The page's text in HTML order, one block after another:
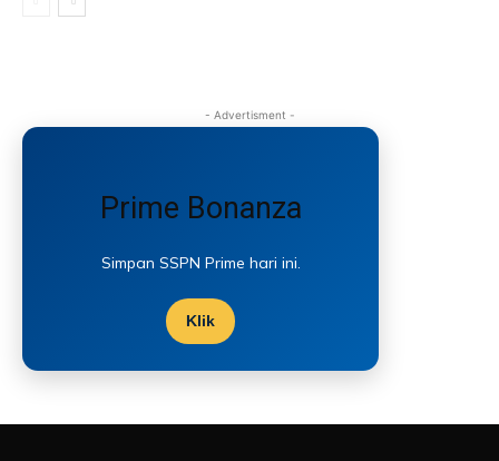
- Advertisment -
Prime Bonanza
Simpan SSPN Prime hari ini.
Klik